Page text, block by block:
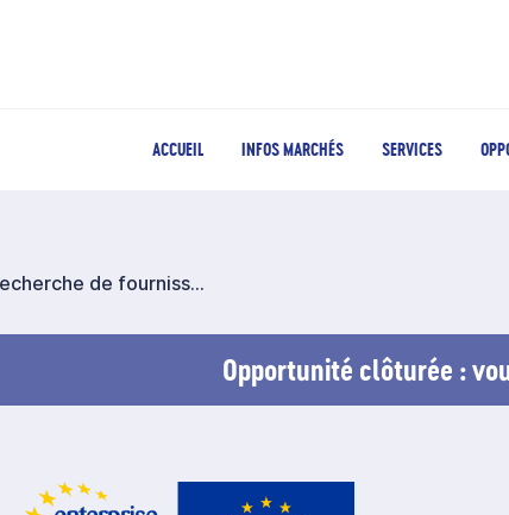
ACCUEIL INFOS MARCHÉS SERVICES
Recherche de fournisseurs certifiés pour huile de ricin écologique, huile d’olive, millet et flocons de levure pour la Slovénie
Opportunité clôturée :